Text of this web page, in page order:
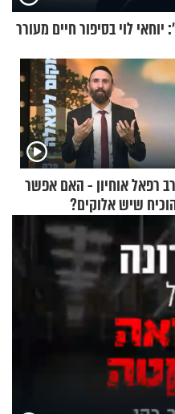
לוי בסיפור חיים מעורר
רפאל אוחיון - האם אפשר
שיש אלוקים?